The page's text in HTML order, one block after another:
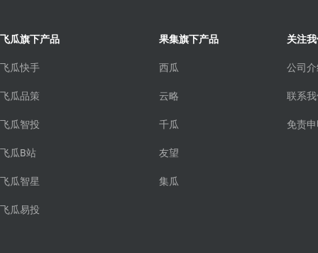
飞瓜旗下产品
飞瓜快手
飞瓜品策
飞瓜智投
飞瓜B站
飞瓜智星
飞瓜易投
果集旗下产品
西瓜
云略
千瓜
友望
集瓜
关注
公司
联系
免责